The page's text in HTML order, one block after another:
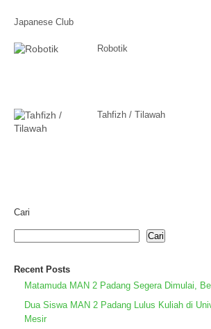
Japanese Club
Robotik
Tahfizh / Tilawah
Cari
Cari
Recent Posts
Matamuda MAN 2 Padang Segera Dimulai,
Dua Siswa MAN 2 Padang Lulus Kuliah di
Mesir